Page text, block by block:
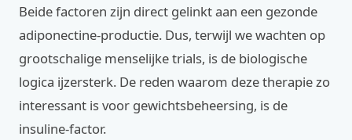
Beide factoren zijn direct gelinkt aan een gezonde
adiponectine-productie. Dus, terwijl we wachten op
grootschalige menselijke trials, is de biologische
logica ijzersterk. De reden waarom deze therapie zo
interessant is voor gewichtsbeheersing, is de
insuline-factor.